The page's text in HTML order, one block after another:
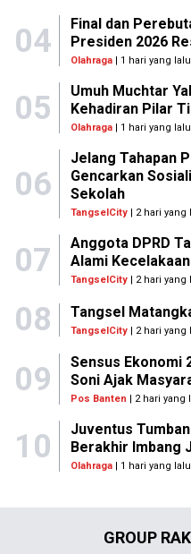
04
Final dan
Presiden 2026
Olahraga| 1 hari yang lalu
05
Umuh Muchtar
Kehadiran Pilar
Olahraga| 1 hari yang lalu
06
Jelang Tahapan
Gencarkan
Sekolah
TangselCity| 2 hari yang
07
Anggota DPRD
Alami
TangselCity| 2 hari yang
08 Tangsel
TangselCity | 2 hari yang
09
Sensus Ekonomi
Soni Ajak
Pos Banten | 2 hari yang
10
Juventus
Berakhir Imbang
Olahraga| 1 hari yang lalu
GROUP